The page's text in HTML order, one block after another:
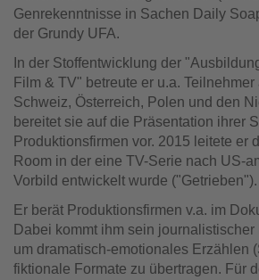
Genrekenntnisse in Sachen Daily
der Grundy UFA.
In der Stoffentwicklung der
Film & TV" betreute er u.a.
Schweiz, Österreich, Polen und den
bereitet sie auf die Präsentation ihrer
Produktionsfirmen vor. 2015 leitete er
Room in der eine TV-Serie nach US-
Vorbild entwickelt wurde ("Getrieben").
Er berät Produktionsfirmen v.a. im
Dabei kommt ihm sein
um dramatisch-emotionales Erzählen
fiktionale Formate zu übertragen. Für